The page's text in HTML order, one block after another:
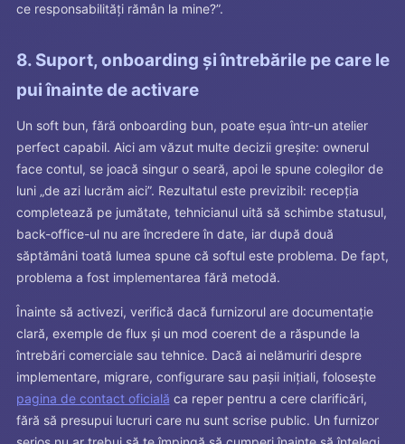
ce responsabilități rămân la mine?”.
8. Suport, onboarding și întrebările pe care le
pui înainte de activare
Un soft bun, fără onboarding bun, poate eșua într-un atelier
perfect capabil. Aici am văzut multe decizii greșite: ownerul
face contul, se joacă singur o seară, apoi le spune colegilor de
luni „de azi lucrăm aici”. Rezultatul este previzibil: recepția
completează pe jumătate, tehnicianul uită să schimbe statusul,
back-office-ul nu are încredere în date, iar după două
săptămâni toată lumea spune că softul este problema. De fapt,
problema a fost implementarea fără metodă.
Înainte să activezi, verifică dacă furnizorul are documentație
clară, exemple de flux și un mod coerent de a răspunde la
întrebări comerciale sau tehnice. Dacă ai nelămuriri despre
implementare, migrare, configurare sau pașii inițiali, folosește
pagina de contact oficială ca reper pentru a cere clarificări,
fără să presupui lucruri care nu sunt scrise public. Un furnizor